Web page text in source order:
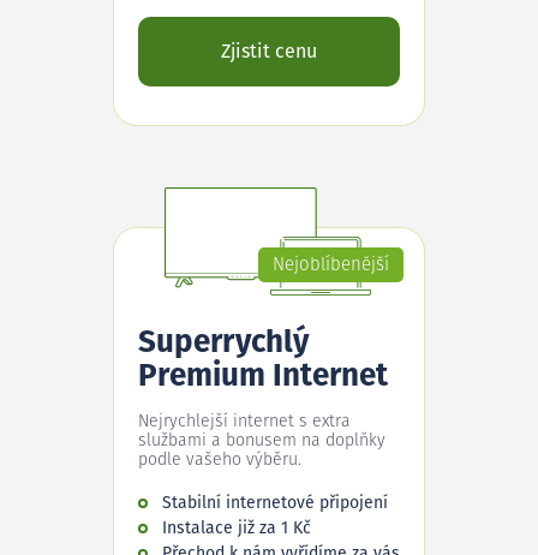
Zjistit cenu
Nejoblíbenější
Superrychlý
Premium Internet
Nejrychlejší internet s extra
službami a bonusem na doplňky
podle vašeho výběru.
Stabilní internetové připojení
Instalace již za 1 Kč